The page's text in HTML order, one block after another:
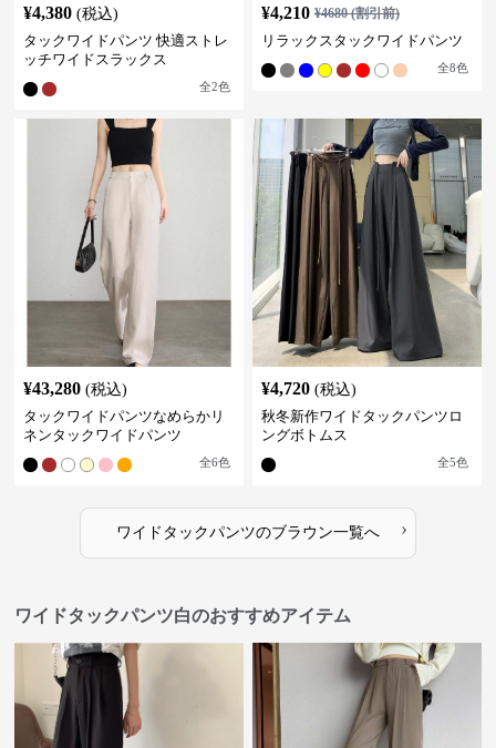
¥4,380 (税込)
タックワイドパンツ 快適ストレ
ッチワイドスラックス
全2色
¥4,210 ¥4680(割引前)
リラックスタックワイドパンツ
全8色
¥43,280 (税込)
タックワイドパンツなめらかリ
ネンタックワイドパンツ
全6色
¥4,720 (税込)
秋冬新作ワイドタックパンツロ
ングボトムス
全5色
ワイドタックパンツのブラウン一覧へ ›
ワイドタックパンツ白のおすすめアイテム